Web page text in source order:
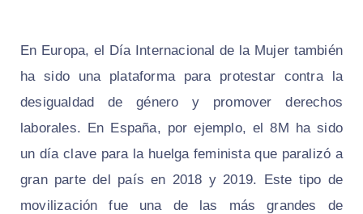
En Europa, el Día Internacional de la Mujer también
ha sido una plataforma para protestar contra la
desigualdad de género y promover derechos
laborales. En España, por ejemplo, el 8M ha sido
un día clave para la huelga feminista que paralizó a
gran parte del país en 2018 y 2019. Este tipo de
movilización fue una de las más grandes de